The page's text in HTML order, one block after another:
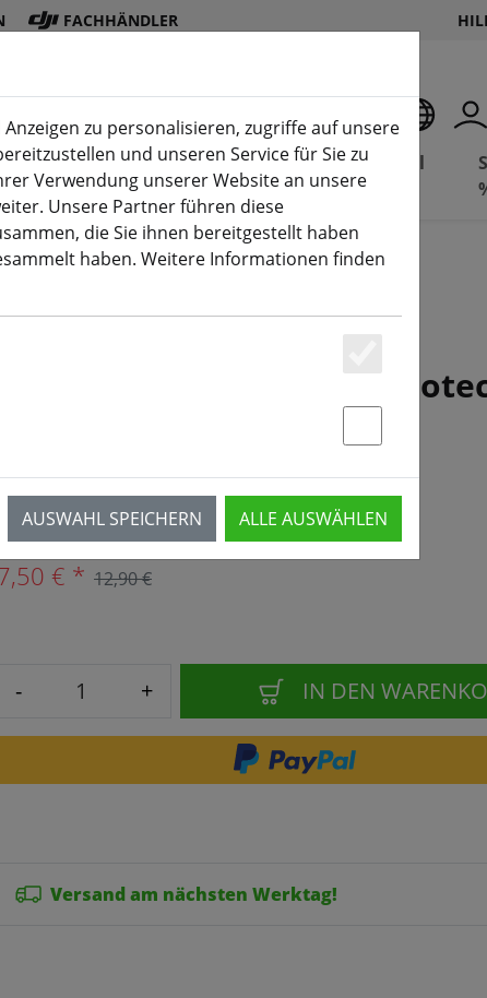
FACHHÄNDLER
Zubehö
r
3D
Druck(aktuelle Seite)
Deal
Depot
Basil
iFlight Defender 25 FPV
3 Stück verfügbar
€ * 12,90 €
- + IN DEN
Versand am nächsten Werktag!
zu personalisieren, zugriffe auf unsere
und unseren Service für Sie zu
Verwendung unserer Website an unsere
Unsere Partner führen diese
die Sie ihnen bereitgestellt haben
haben. Weitere Informationen finden
AUSWAHL SPEICHERN ALLE AUSWÄHLEN